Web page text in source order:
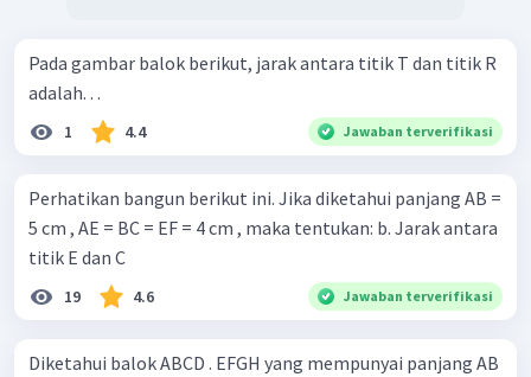
Pada gambar balok berikut, jarak antara titik T dan titik R
adalah. . .
1 4.4 Jawaban terverifikasi
Perhatikan bangun berikut ini. Jika diketahui panjang AB =
5 cm , AE = BC = EF = 4 cm , maka tentukan: b. Jarak antara
titik E dan C
19 4.6 Jawaban terverifikasi
Diketahui balok ABCD . EFGH yang mempunyai panjang AB